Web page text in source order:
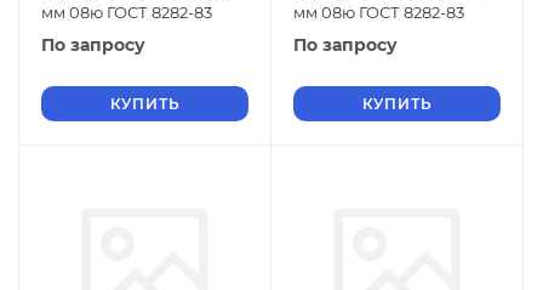
мм 08ю ГОСТ 8282-83
По запросу
КУПИТЬ
мм 08ю ГОСТ 8282-83
По запросу
КУПИТЬ